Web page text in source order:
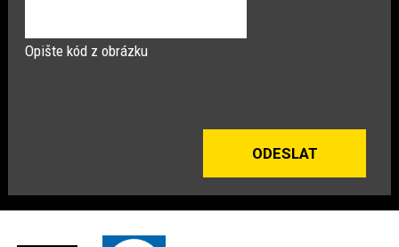
Opište kód z obrázku